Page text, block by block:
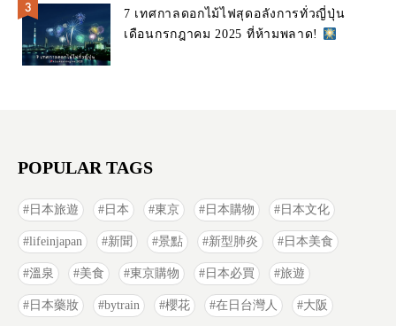
7 เทศกาลดอกไม้ไฟสุดอลังการทั่วญี่ปุ่น
เดือนกรกฎาคม 2025 ที่ห้ามพลาด!
POPULAR TAGS
日本旅遊 日本 東京 日本購物 日本文化
lifeinjapan 新聞 景點 新型肺炎 日本美食
溫泉 美食 東京購物 日本必買 旅遊
日本藥妝 bytrain 櫻花 在日台灣人 大阪